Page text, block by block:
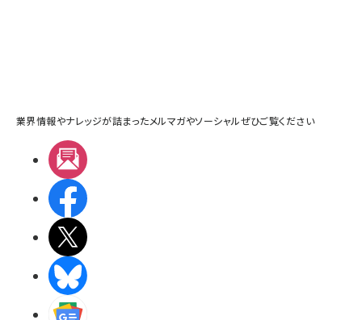
業界情報やナレッジが詰まったメルマガやソーシャルぜひご覧ください